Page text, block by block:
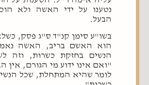
נטענו על ידי האשה ולא
הבעל.
בשו"ע סימן קנ"ד ס"ג פסק,
הוא האשם בריב, האשה
הנשים בחזקת כשרות, וזה
"ואם אינו ידוע מי הגורם, אין
לומר שהיא המתחלת, שכל